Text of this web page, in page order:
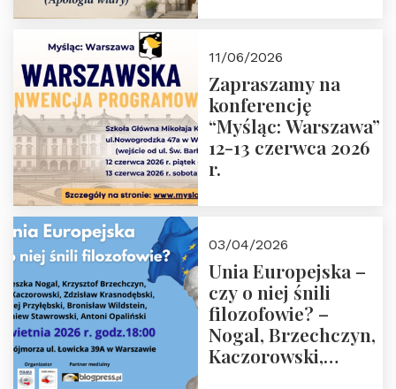
02.07.2026 r. godz.
18:00.
11/06/2026
Zapraszamy na
konferencję
“Myśląc: Warszawa”
12-13 czerwca 2026
r.
03/04/2026
Unia Europejska –
czy o niej śnili
filozofowie? –
Nogal, Brzechczyn,
Kaczorowski,